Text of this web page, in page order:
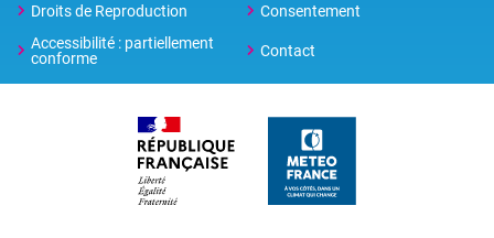
Droits de Reproduction
Consentement
Accessibilité : partiellement
conforme
Contact